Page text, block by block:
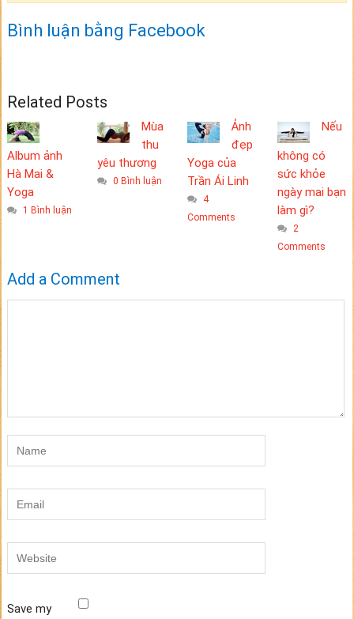
Bình luận bằng Facebook
Related Posts
Album ảnh
Hà Mai &
Yoga
1 Bình luận
Mùa
thu
yêu thương
0 Bình luận
Ảnh
đẹp
Yoga của
Trần Ái Linh
4
Comments
Nếu
không có
sức khỏe
ngày mai bạn
làm gì?
2
Comments
Add a Comment
Save my